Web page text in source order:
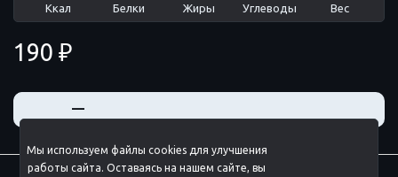
Ккал Белки Жиры Углеводы Вес
190 ₽
—
Мы используем файлы cookies для улучшения
работы сайта. Оставаясь на нашем сайте, вы